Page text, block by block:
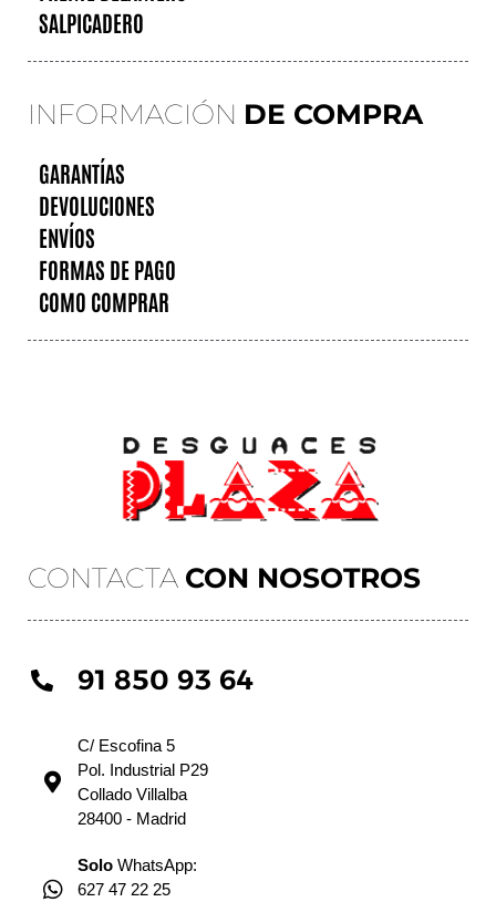
CONTACTA CON NOSOTROS
91 850 93 64
C/ Escofina 5
Pol. Industrial P29
Collado Villalba
28400 - Madrid
Solo WhatsApp:
627 47 22 25
SALPICADERO
INFORMACIÓN DE COMPRA
GARANTÍAS
DEVOLUCIONES
ENVÍOS
FORMAS DE PAGO
COMO COMPRAR